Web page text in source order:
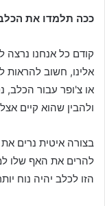
ככה תלמדו את
קודם כל אנחנו נרצה
אלינו, חשוב להראות
או צ'ופר עבור הכלב,
ולהבין שהוא קיים
בצורה איטית נרים
להרים את האף שלו
הזו לכלב יהיה נוח